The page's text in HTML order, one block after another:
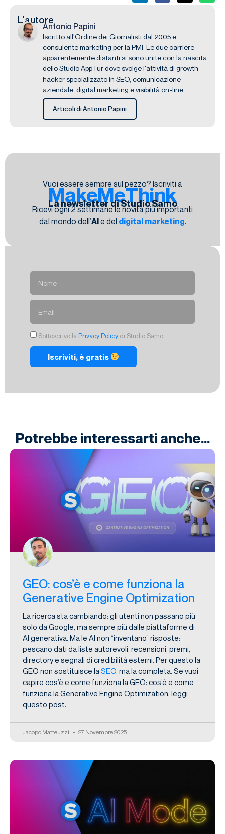
L'autore
Antonio Papini
Iscritto all'Ordine dei Giornalisti dal 2005 e
consulente marketing per la PMI. Le due carriere
apparentemente distanti si sono unite con la nascita
dello Studio AppTur dove svolge l'attività di growth
hacker specializzato in SEO, comunicazione
aziendale, digital marketing e visibilità on-line.
Articoli di Antonio Papini
Vuoi essere sempre sul pezzo? Iscriviti a
MakeMeThink
La newsletter di Studio Samo
Ricevi ogni 2 settimane le novità più importanti
dal mondo dell’AIe del digital marketing.
Sottoscrivo la Privacy Policy di Studio Samo.
Iscriviti, è gratis
Potrebbe interessarti anche...
GEO: cos’è e come funziona la
Generative Engine Optimization
La ricerca sta cambiando: gli utenti non passano più
solo da Google, ma sempre più dalle piattaforme di
AI generativa. Ma le AI non “inventano” risposte:
pescano dati da liste autorevoli, recensioni, premi,
directory e segnali di credibilità esterni. Per questo la
GEO non sostituisce laSEO, ma la completa. Se vuoi
capire cos’è e come funziona la GEO: cos’è e come
funziona la Generative Engine Optimization, leggi
questo post.
Jacopo Matteuzzi 27 Novembre 2025